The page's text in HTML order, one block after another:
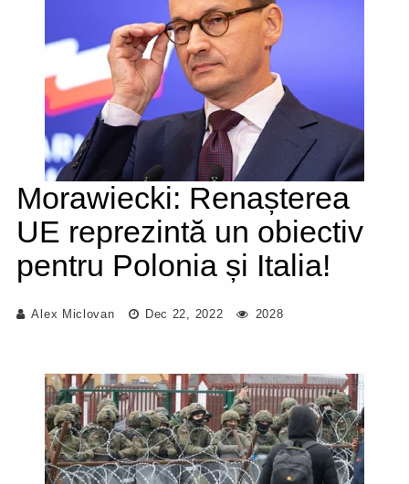
Morawiecki: Renașterea
UE reprezintă un obiectiv
pentru Polonia și Italia!
Alex Miclovan Dec 22, 2022 2028